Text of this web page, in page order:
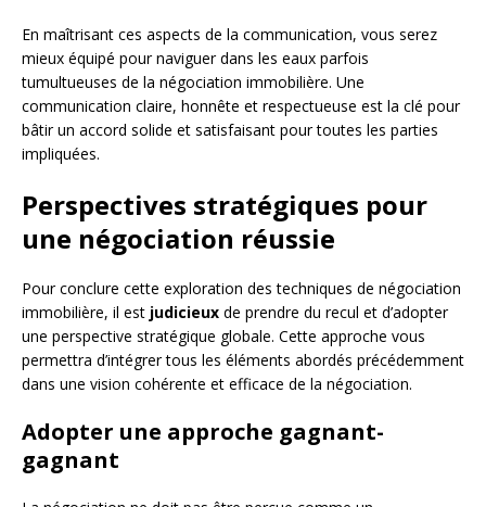
En maîtrisant ces aspects de la communication, vous serez
mieux équipé pour naviguer dans les eaux parfois
tumultueuses de la négociation immobilière. Une
communication claire, honnête et respectueuse est la clé pour
bâtir un accord solide et satisfaisant pour toutes les parties
impliquées.
Perspectives stratégiques pour
une négociation réussie
Pour conclure cette exploration des techniques de négociation
immobilière, il est judicieux de prendre du recul et d’adopter
une perspective stratégique globale. Cette approche vous
permettra d’intégrer tous les éléments abordés précédemment
dans une vision cohérente et efficace de la négociation.
Adopter une approche gagnant-
gagnant